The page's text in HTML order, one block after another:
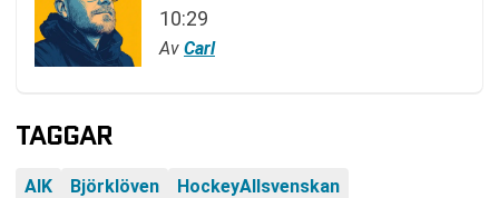
10:29
Av Carl
TAGGAR
AIK Björklöven
HockeyAllsvenskan